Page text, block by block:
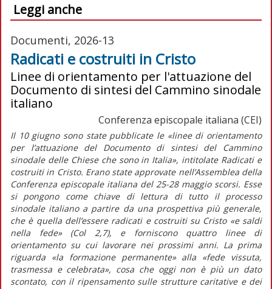
Leggi anche
Documenti, 2026-13
Radicati e costruiti in Cristo
Linee di orientamento per l'attuazione del
Documento di sintesi del Cammino sinodale
italiano
Conferenza episcopale italiana (CEI)
Il 10 giugno sono state pubblicate le «linee di orientamento
per l’attuazione del Documento di sintesi del Cammino
sinodale delle Chiese che sono in Italia», intitolateRadicati e
costruiti in Cristo. Erano state approvate nell’Assemblea della
Conferenza episcopale italiana del 25-28 maggio scorsi. Esse
si pongono come chiave di lettura di tutto il processo
sinodale italiano a partire da una prospettiva più generale,
che è quella dell’essere radicati e costruiti su Cristo «e saldi
nella fede» (Col 2,7), e forniscono quattro linee di
orientamento su cui lavorare nei prossimi anni. La prima
riguarda «la formazione permanente» alla «fede vissuta,
trasmessa e celebrata», cosa che oggi non è più un dato
scontato, con il ripensamento sulle strutture caritative e dei